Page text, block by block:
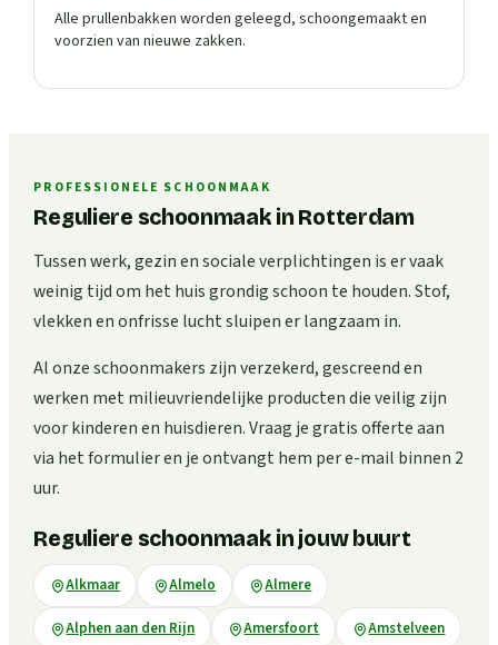
Alle prullenbakken worden geleegd, schoongemaakt en
voorzien van nieuwe zakken.
PROFESSIONELE SCHOONMAAK
Reguliere schoonmaak in Rotterdam
Tussen werk, gezin en sociale verplichtingen is er vaak
weinig tijd om het huis grondig schoon te houden. Stof,
vlekken en onfrisse lucht sluipen er langzaam in.
Al onze schoonmakers zijn verzekerd, gescreend en
werken met milieuvriendelijke producten die veilig zijn
voor kinderen en huisdieren. Vraag je gratis offerte aan
via het formulier en je ontvangt hem per e-mail binnen 2
uur.
Reguliere schoonmaak in jouw buurt
Alkmaar Almelo Almere
Alphen aan den Rijn Amersfoort Amstelveen